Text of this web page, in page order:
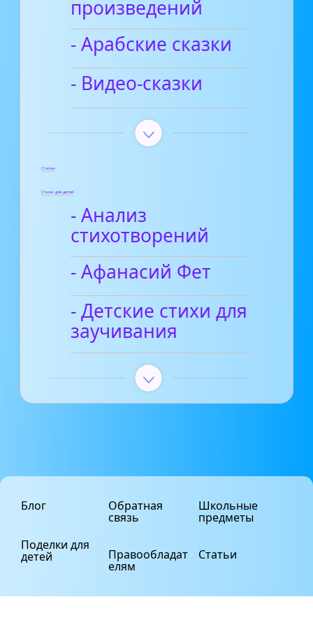
произведений
- Арабские сказки
- Видео-сказки
Статьи
Стихи для детей
- Анализ
стихотворений
- Афанасий Фет
- Детские стихи для
заучивания
Блог
Поделки для
детей
Обратная
связь
Правообладат
елям
Школьные
предметы
Статьи